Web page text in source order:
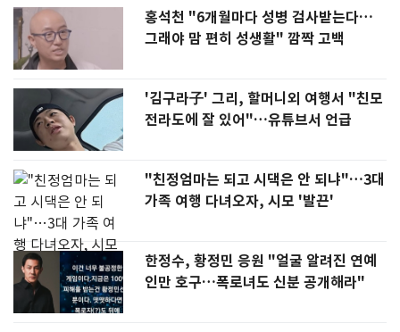
홍석천 "6개월마다 성병 검사받는다…
그래야 맘 편히 성생활" 깜짝 고백
'김구라子' 그리, 할머니외 여행서 "친모
전라도에 잘 있어"…유튜브서 언급
"친정엄마는 되고 시댁은 안 되냐"…3대
가족 여행 다녀오자, 시모 '발끈'
한정수, 황정민 응원 "얼굴 알려진 연예
인만 호구…폭로녀도 신분 공개해라"